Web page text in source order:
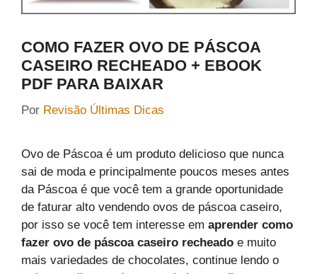
COMO FAZER OVO DE PÁSCOA
CASEIRO RECHEADO + EBOOK
PDF PARA BAIXAR
Por Revisão Últimas Dicas
Ovo de Páscoa é um produto delicioso que nunca
sai de moda e principalmente poucos meses antes
da Páscoa é que você tem a grande oportunidade
de faturar alto vendendo ovos de páscoa caseiro,
por isso se você tem interesse em aprender como
fazer ovo de páscoa caseiro recheado e muito
mais variedades de chocolates, continue lendo o